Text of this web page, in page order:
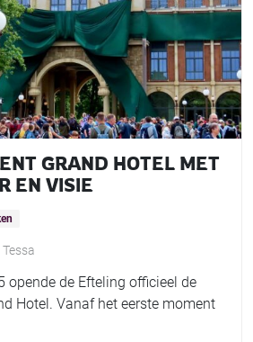
GRAND HOTEL MET
EN VISIE
Tessa
opende de Efteling officieel de
Hotel. Vanaf het eerste moment